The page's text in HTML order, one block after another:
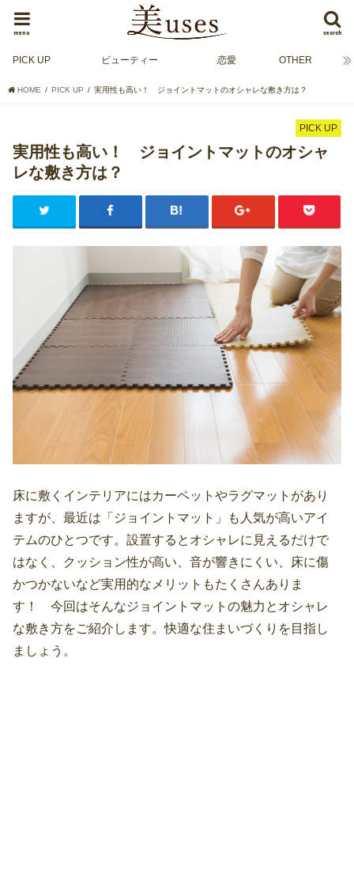
search
menu
PICK UP ビューティー 恋愛 OTHER
HOME PICK UP 実用性も高い！ ジョイントマットのオシャレな敷き方は？
PICK UP
実用性も高い！ ジョイントマットのオシャ
レな敷き方は？
床に敷くインテリアにはカーペットやラグマットがあり
ますが、最近は「ジョイントマット」も人気が高いアイ
テムのひとつです。設置するとオシャレに見えるだけで
はなく、クッション性が高い、音が響きにくい、床に傷
かつかないなど実用的なメリットもたくさんありま
す！ 今回はそんなジョイントマットの魅力とオシャレ
な敷き方をご紹介します。快適な住まいづくりを目指し
ましょう。